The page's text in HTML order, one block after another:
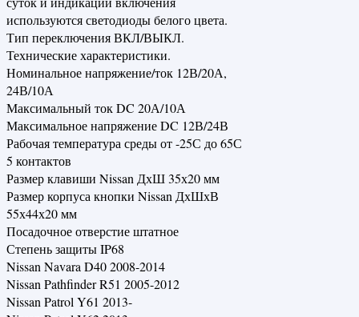
используются светодиоды белого цвета.
Тип переключения ВКЛ/ВЫКЛ.
Технические характеристики.
Номинальное напряжение/ток 12В/20А,
24В/10А
Максимальный ток DC 20А/10А
Максимальное напряжение DC 12В/24В
Рабочая температура среды от -25С до 65С
5 контактов
Размер клавиши Nissan ДхШ 35х20 мм
Размер корпуса кнопки Nissan ДхШхВ
55х44х20 мм
Посадочное отверстие штатное
Степень защиты IP68
Nissan Navara D40 2008-2014
Nissan Pathfinder R51 2005-2012
Nissan Patrol Y61 2013-